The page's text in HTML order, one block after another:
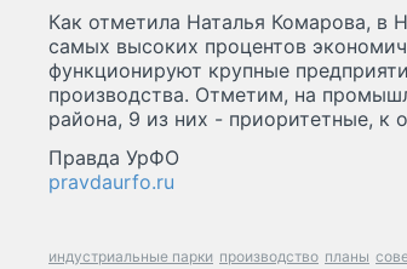
Как отметила Наталья Комарова, в
самых высоких процентов
функционируют крупные
производства. Отметим, на
района, 9 из них - приоритетные, к
Правда УрФО
pravdaurfo.ru
индустриальные парки производство планы